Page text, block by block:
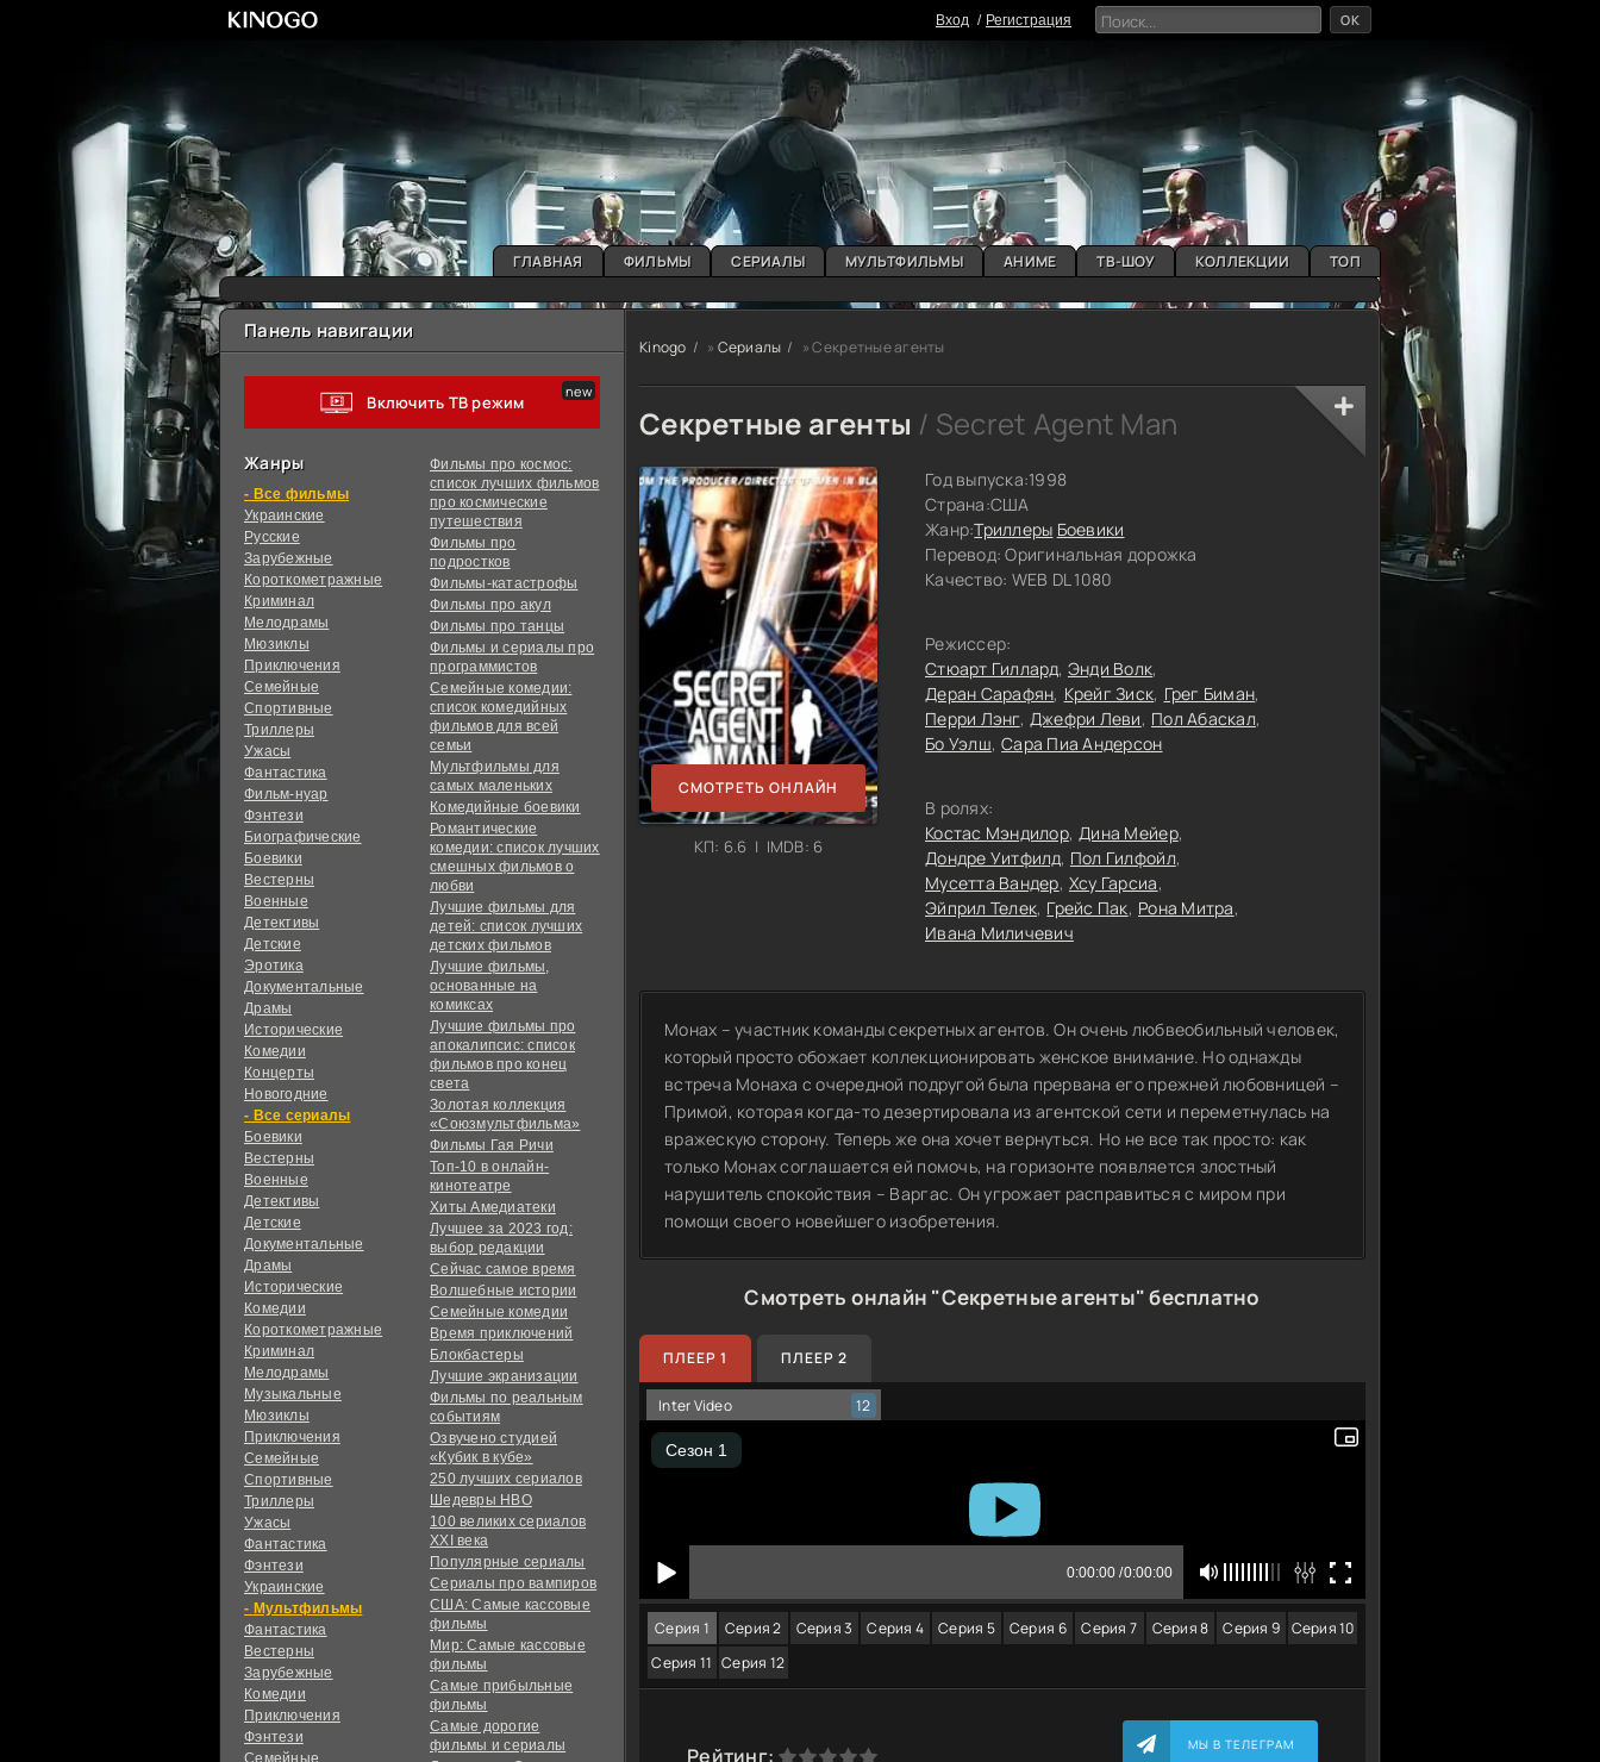
Вxoд Регистрация OK
ГЛАВНАЯ ФИЛЬМЫ СЕРИАЛЫ МУЛЬТФИЛЬМЫ АНИМЕ ТВ-ШОУ КОЛЛЕКЦИИ ТОП
Панель навигации
Включить ТВ режим
Жанры
фильмы
Украинcкие
Русские
Зарубежные
Короткометражные
Криминал
Мелодрамы
Мюзиклы
Приключения
Семейные
Спортивные
Триллеры
Ужасы
Фантастика
Фильм-нуар
Фэнтези
Биографические
Боевики
Вестерны
Военные
Детективы
Детские
Эротика
Документальные
Драмы
Исторические
Комедии
Концерты
Новогодние
сериалы
Боевики
Вестерны
Военные
Детективы
Детские
Документальные
Драмы
Исторические
Комедии
Короткометражные
Криминал
Мелодрамы
Музыкальные
Мюзиклы
Приключения
Семейные
Спортивные
Триллеры
Ужасы
Фантастика
Фэнтези
Украинcкие
Мультфильмы
Фантастика
Вестерны
Зарубежные
Комедии
Приключения
Фэнтези
Семейные
Фильмы про космос:
список лучших фильмов
про космические
путешествия
Фильмы про
подростков
Фильмы-катастрофы
Фильмы про акул
Фильмы про танцы
Фильмы и сериалы про
программистов
Семейные комедии:
список комедийных
фильмов для всей
семьи
Мультфильмы для
самых маленьких
Комедийные боевики
Романтические
комедии: список лучших
смешных фильмов о
любви
Лучшие фильмы для
детей: список лучших
детских фильмов
Лучшие фильмы,
основанные на
комиксах
Лучшие фильмы про
апокалипсис: список
фильмов про конец
света
Золотая коллекция
«Союзмультфильма»
Фильмы Гая Ричи
Топ-10 в онлайн-
кинотеатре
Хиты Амедиатеки
Лучшее за 2023 год:
выбор редакции
Сейчас самое время
Волшебные истории
Семейные комедии
Время приключений
Блокбастеры
Лучшие экранизации
Фильмы по реальным
событиям
Озвучено студией
«Кубик в кубе»
250 лучших сериалов
Шедевры HBO
100 великих сериалов
XXI века
Популярные сериалы
Сериалы про вампиров
США: Самые кассовые
фильмы
Мир: Самые кассовые
фильмы
Самые прибыльные
фильмы
Самые дорогие
фильмы и сериалы
Kinogo » Сериалы » Секретные агенты
Секретные агенты / Secret Agent Man
СМОТРЕТЬ ОНЛАЙН
КП: 6.6 | IMDB: 6
Год выпуска:1998
Страна:США
Жанр:Триллеры Боевики
Перевод:Оригинальная дорожка
Качество: WEB DL 1080
Режиссер:
Стюарт Гиллард Энди Волк
Деран Сарафян Крейг Зиск Грег Биман
Перри Лэнг Джефри Леви Пол Абаскал
Бо Уэлш Сара Пиа Андерсон
В ролях:
Костас Мэндилор Дина Мейер
Дондре Уитфилд Пол Гилфойл
Мусетта Вандер Хсу Гарсиа
Эйприл Телек Грейс Пак Рона Митра
Ивана Миличевич
Монах – участник команды секретных агентов. Он очень любвеобильный человек,
который просто обожает коллекционировать женское внимание. Но однажды
встреча Монаха с очередной подругой была прервана его прежней любовницей –
Примой, которая когда-то дезертировала из агентской сети и переметнулась на
вражескую сторону. Теперь же она хочет вернуться. Но не все так просто: как
только Монах соглашается ей помочь, на горизонте появляется злостный
нарушитель спокойствия – Варгас. Он угрожает расправиться с миром при
помощи своего новейшего изобретения.
Смотреть онлайн "Секретные агенты" бесплатно
ПЛЕЕР 1 ПЛЕЕР 2
Inter Video 12
Серия 1 Серия 2 Серия 3 Серия 4 Серия 5 Серия 6 Серия 7 Серия 8 Серия 9 Серия 10
Серия 11 Серия 12
Рейтинг:
0 2 3 4 5 МЫ В ТЕЛЕГРАМ